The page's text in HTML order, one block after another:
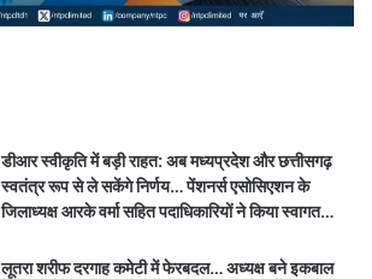
डीआर स्वीकृति में बड़ी राहत: अब मध्यप्रदेश और छत्तीसगढ़
स्वतंत्र रूप से ले सकेंगे निर्णय… पेंशनर्स एसोसिएशन के
जिलाध्यक्ष आरके वर्मा सहित पदाधिकारियों ने किया स्वागत…
लूतरा शरीफ दरगाह कमेटी में फेरबदल… अध्यक्ष बने इकबाल